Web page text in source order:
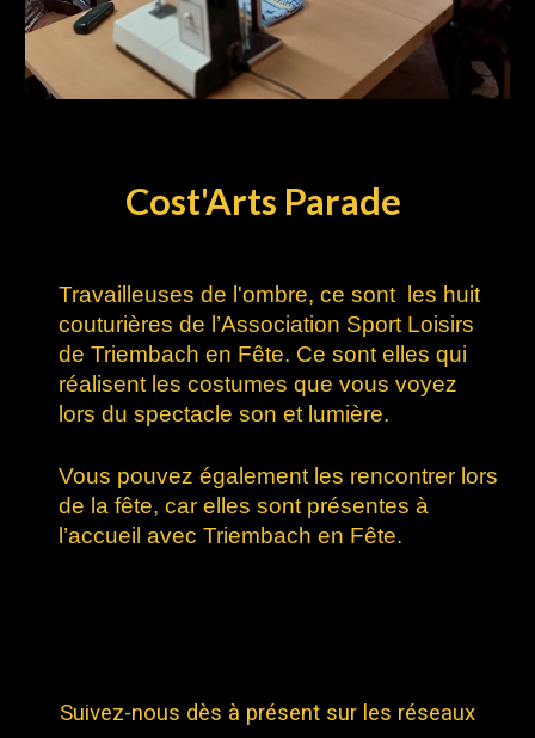
Cost'Arts Parade
Travailleuses de l'ombre, ce sont
les huit
couturières de l’Association Sport Loisirs
de Triembach en Fête. Ce sont elles qui
réalisent les costumes que vous voyez
lors du spectacle son et lumière.
Vous pouvez également les rencontrer lors
de la fête, car elles sont présentes à
l’accueil avec Triembach en Fête.
Suivez-nous dès à présent sur les réseaux